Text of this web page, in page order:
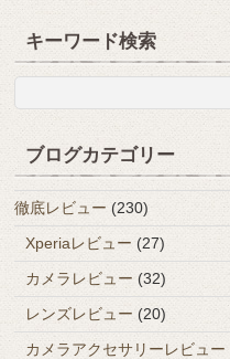
キーワード検索
ブログカテゴリー
徹底レビュー (230)
Xperiaレビュー (27)
カメラレビュー (32)
レンズレビュー (20)
カメラアクセサリーレビュー